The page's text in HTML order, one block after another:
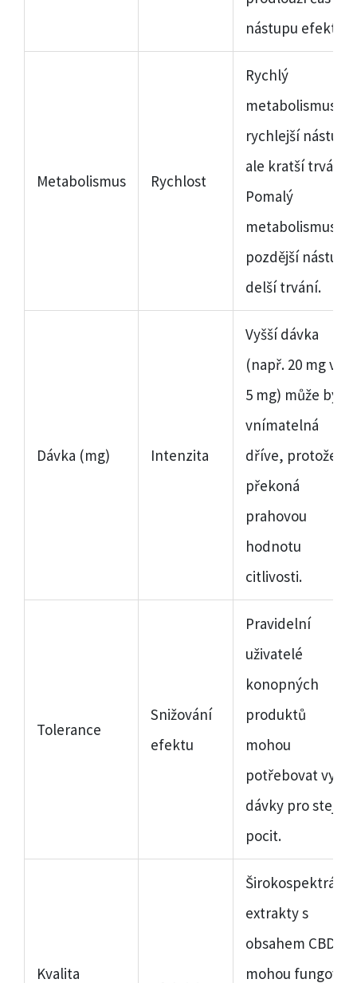
nástupu efektu.
Metabolismus Rychlost
Rychlý
metabolismus =
rychlejší nástup,
ale kratší trvání.
Pomalý
metabolismus =
pozdější nástup,
delší trvání.
Dávka (mg) Intenzita
Vyšší dávka
(např. 20 mg vs
5 mg) může být
vnímatelná
dříve, protože
překoná
prahovou
hodnotu
citlivosti.
Tolerance
Snižování
efektu
Pravidelní
uživatelé
konopných
produktů
mohou
potřebovat vyšší
dávky pro stejný
pocit.
Kvalita
Širokospektrální
extrakty s
obsahem CBD
mohou fungovat